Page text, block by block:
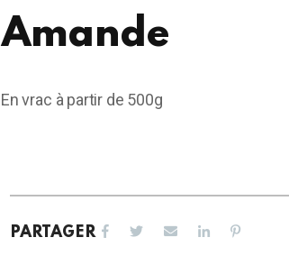
Amande
En vrac à partir de 500g
PARTAGER